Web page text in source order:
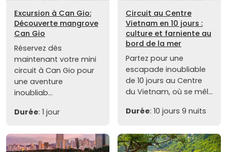
Excursion à Can Gio:
Découverte mangrove
Can Gio
Réservez dès
maintenant votre mini
circuit à Can Gio pour
une aventure
inoubliab...
Durée: 1 jour
Circuit au Centre
Vietnam en 10 jours :
culture et farniente au
bord de la mer
Partez pour une
escapade inoubliable
de 10 jours au Centre
du Vietnam, où se mêl...
Durée: 10 jours 9 nuits